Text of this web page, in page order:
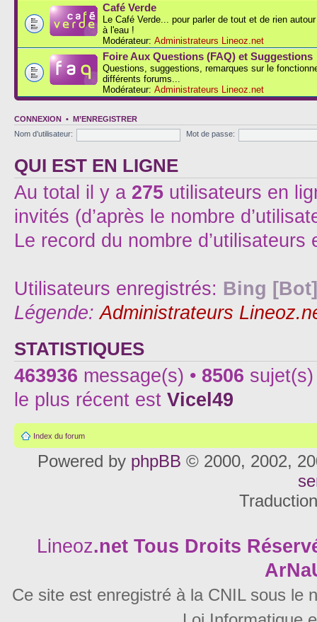
Café Verde
Le Café Verde... pour parler de tout et de rien
à l'eau !
Modérateur: Administrateurs Lineoz.net
Foire Aux Questions (FAQ) et Suggestions
Questions, suggestions, remarques sur le
différents forums...
Modérateur: Administrateurs Lineoz.net
CONNEXION • M’ENREGISTRER
Nom d’utilisateur:
Mot de passe:
QUI EST EN LIGNE
Au total il y a 275 utilisateurs en
invités (d’après le nombre
Le record du nombre
Utilisateurs enregistrés: Bing [Bot]
Légende:Administrateurs
STATISTIQUES
463936 message(s) • 8506
le plus récent est Vicel49
Index du forum
Powered by phpBB © 2000, 2002,
Lineoz.net Tous Droits
Ce site est enregistré à la CNIL sous le